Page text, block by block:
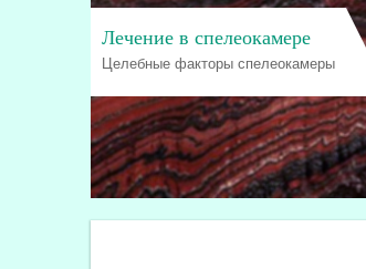
Лечение в спелеокамере
Целебные факторы спелеокамеры